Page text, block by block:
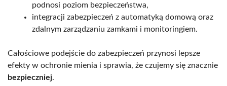
podnosi poziom bezpieczeństwa,
integracji zabezpieczeń z automatyką domową oraz
zdalnym zarządzaniu zamkami i monitoringiem.
Całościowe podejście do zabezpieczeń przynosi lepsze
efekty w ochronie mienia i sprawia, że czujemy się znacznie
bezpieczniej.